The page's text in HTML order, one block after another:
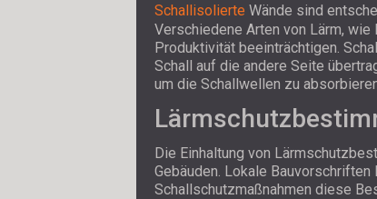
Schallisolierte Wände sind
Verschiedene Arten von Lärm, wie
Produktivität beeinträchtigen.
Schall auf die andere Seite
um die Schallwellen zu
Die Einhaltung von
Gebäuden. Lokale
Schallschutzmaßnahmen diese